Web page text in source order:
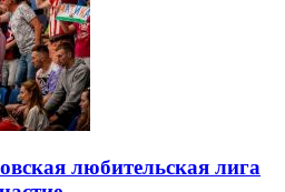
любительская лига